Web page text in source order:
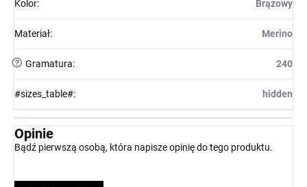
Kolor: Brązowy
Materiał: Merino
? Gramatura: 240
#sizes_table#: hidden
Opinie
Bądź pierwszą osobą, która napisze opinię do tego produktu.